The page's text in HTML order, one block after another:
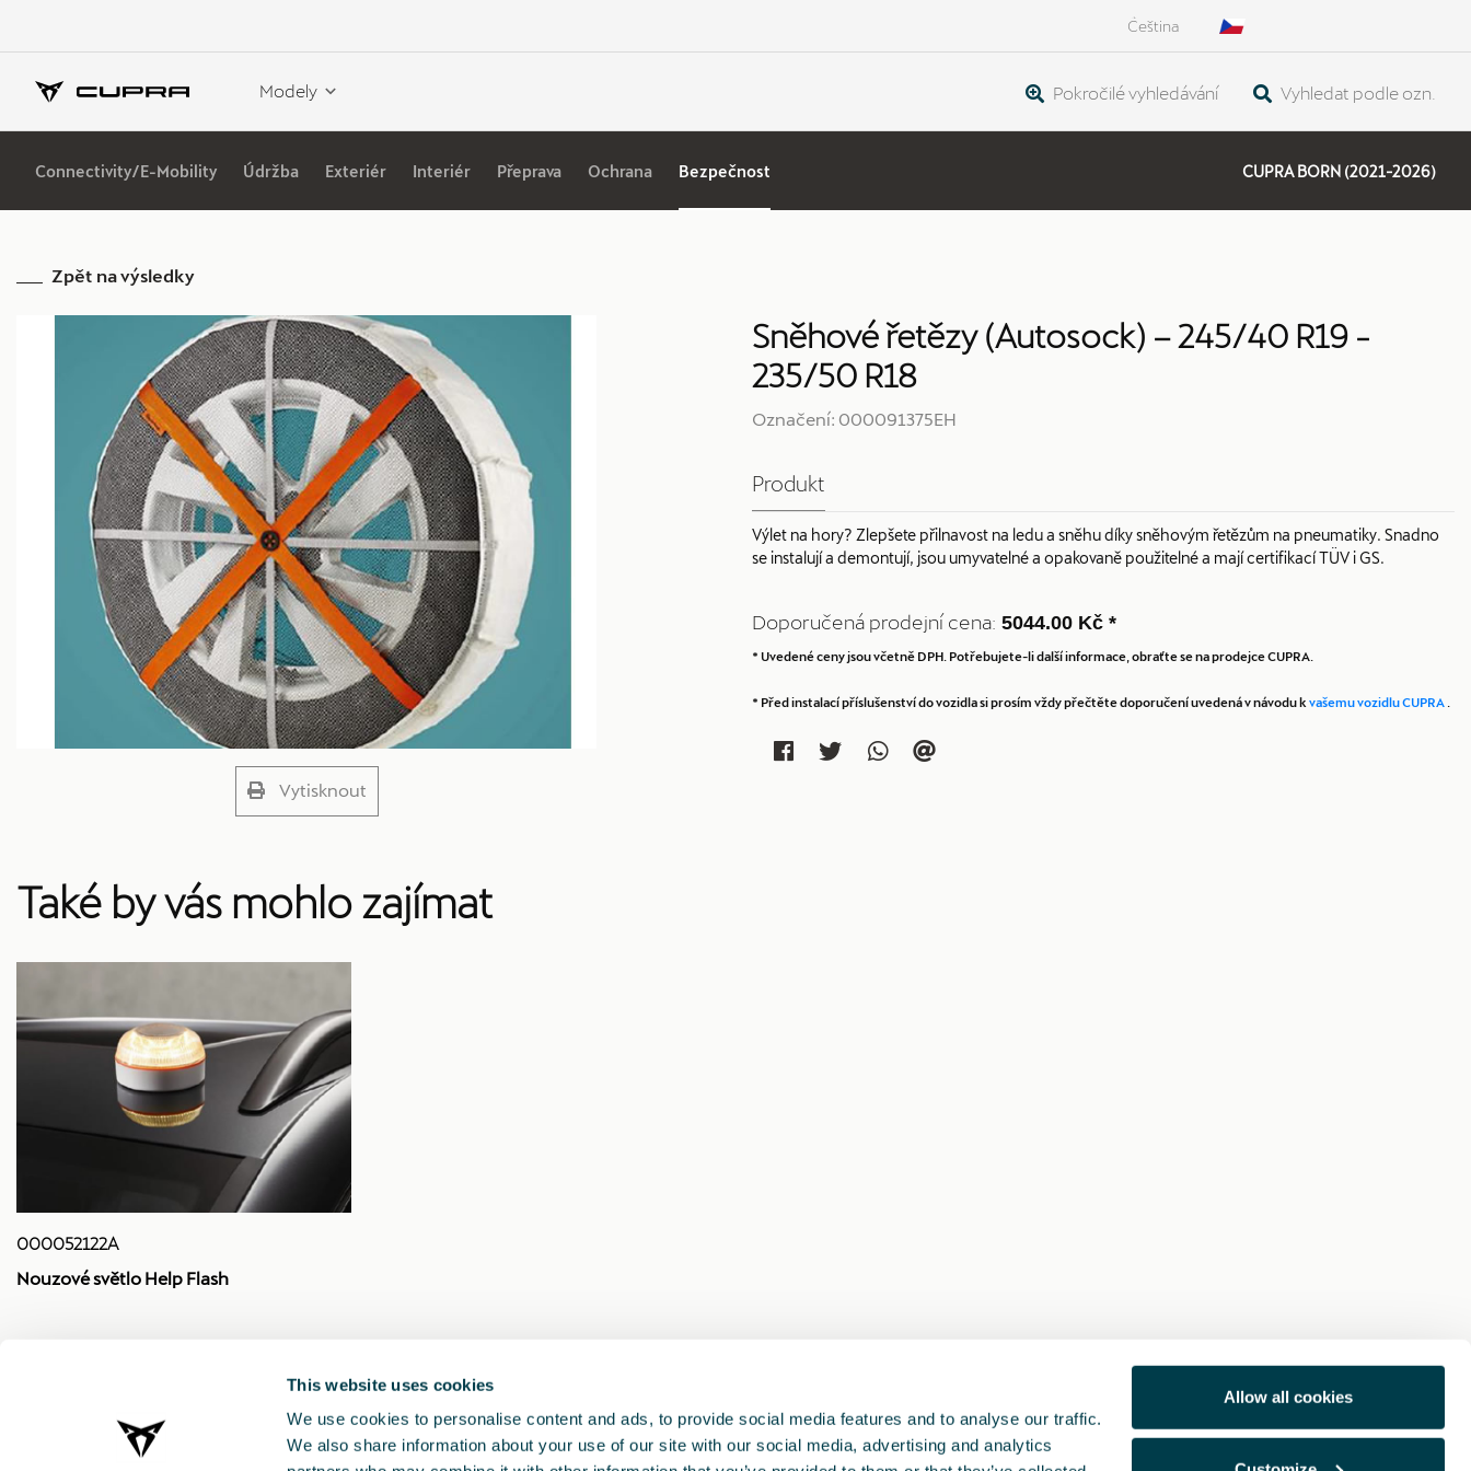
This website uses cookies
We use cookies to personalise content and ads, to provide social media features and to analyse our traffic.
We also share information about your use of our site with our social media, advertising and analytics
Allow all cookies
Čeština
Modely Pokročilé vyhledávání Vyhledat podle ozn.
Connectivity/E-Mobility Údržba Exteriér Interiér Přeprava Ochrana Bezpečnost CUPRA BORN (2021-2026)
Zpět na výsledky
Vytisknout
Sněhové řetězy (Autosock) – 245/40 R19 -
235/50 R18
Označení: 000091375EH
Produkt
Výlet na hory? Zlepšete přilnavost na ledu a sněhu díky sněhovým řetězům na pneumatiky. Snadno
se instalují a demontují, jsou umyvatelné a opakovaně použitelné a mají certifikací TÜV i GS.
Doporučená prodejní cena: 5044.00 Kč *
* Uvedené ceny jsou včetně DPH. Potřebujete-li další informace, obraťte se na prodejce CUPRA.
* Před instalací příslušenství do vozidla si prosím vždy přečtěte doporučení uvedená v návodu k vašemu vozidlu CUPRA
Také by vás mohlo zajímat
000052122A
Nouzové světlo Help Flash